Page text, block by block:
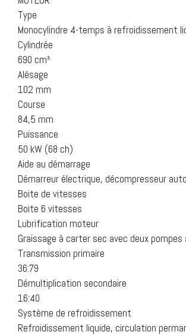
Type
Monocylindre 4-temps à refroidissement
Cylindrée
690 cm³
Alésage
102 mm
Course
84,5 mm
Puissance
50 kW (68 ch)
Aide au démarrage
Démarreur électrique, décompresseur
Boite de vitesses
Boite 6 vitesses
Lubrification moteur
Graissage à carter sec avec deux
Transmission primaire
36:79
Démultiplication secondaire
16:40
Système de refroidissement
Refroidissement liquide, circulation